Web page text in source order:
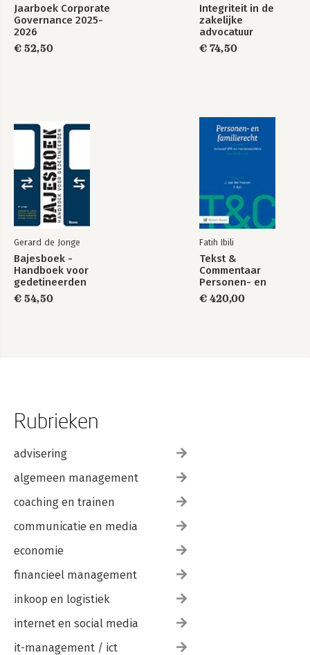
Jaarboek Corporate
Governance 2025-
2026
€ 52,50
Integriteit in de
zakelijke
advocatuur
€ 74,50
Gerard de Jonge
Bajesboek -
Handboek voor
gedetineerden
€ 54,50
Fatih Ibili
Tekst &
Commentaar
Personen- en
Familierecht
€ 420,00
Rubrieken
advisering
algemeen management
coaching en trainen
communicatie en media
economie
financieel management
inkoop en logistiek
internet en social media
it-management / ict